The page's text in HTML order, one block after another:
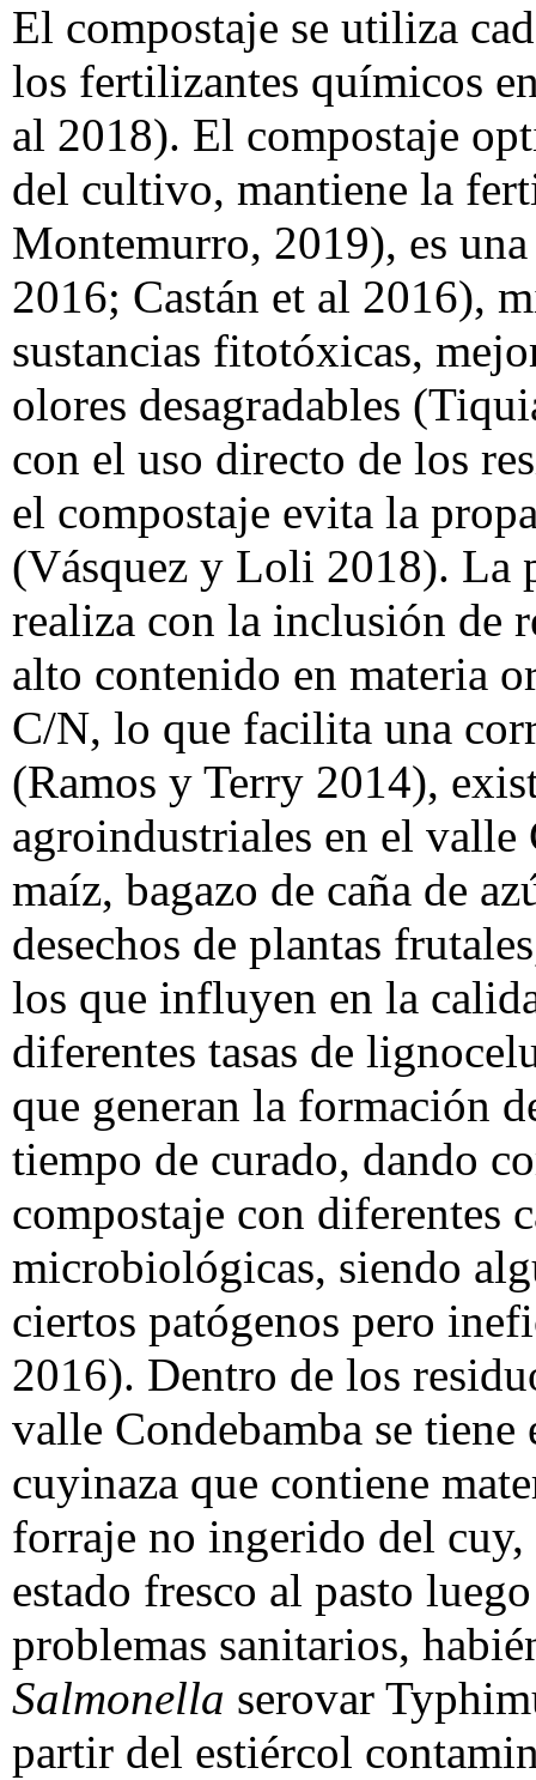
El compostaje se utiliza
los fertilizantes químicos
al 2018). El compostaje
del cultivo, mantiene la
Montemurro, 2019), es
2016; Castán et al 2016),
sustancias fitotóxicas,
olores desagradables
con el uso directo de los
el compostaje evita la
(Vásquez y Loli 2018). La
realiza con la inclusión de
alto contenido en materia
C/N, lo que facilita una
(Ramos y Terry 2014),
agroindustriales en el valle
maíz, bagazo de caña de
desechos de plantas
los que influyen en la
diferentes tasas de
que generan la formación
tiempo de curado, dando
compostaje con diferentes
microbiológicas, siendo
ciertos patógenos pero
2016). Dentro de los
valle Condebamba se
cuyinaza que contiene
forraje no ingerido del cuy,
estado fresco al pasto
problemas sanitarios,
Salmonella serovar
partir del estiércol